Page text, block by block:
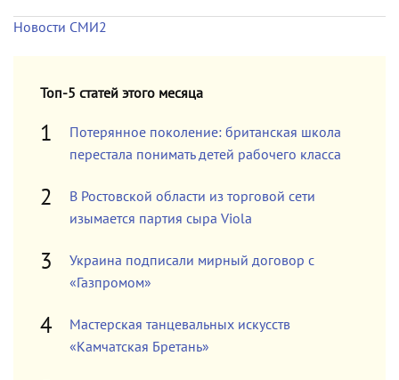
Новости СМИ2
Топ-5 статей этого месяца
Потерянное поколение: британская школа
перестала понимать детей рабочего класса
В Ростовской области из торговой сети
изымается партия сыра Viola
Украина подписали мирный договор с
«Газпромом»
Мастерская танцевальных искусств
«Камчатская Бретань»